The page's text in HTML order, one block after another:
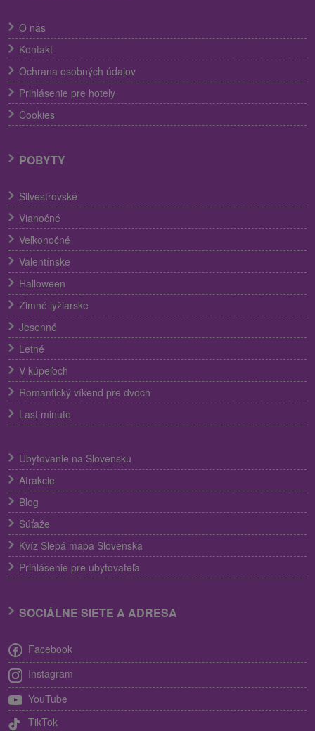
O nás
Kontakt
Ochrana osobných údajov
Prihlásenie pre hotely
Cookies
POBYTY
Silvestrovské
Vianočné
Veľkonočné
Valentínske
Halloween
Zimné lyžiarske
Jesenné
Letné
V kúpeľoch
Romantický víkend pre dvoch
Last minute
Ubytovanie na Slovensku
Atrakcie
Blog
Súťaže
Kvíz Slepá mapa Slovenska
Prihlásenie pre ubytovateľa
SOCIÁLNE SIETE A ADRESA
Facebook
Instagram
YouTube
TikTok